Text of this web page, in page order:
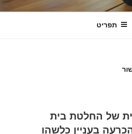
תפריט
של החלטת בית
בעניין כלשהו